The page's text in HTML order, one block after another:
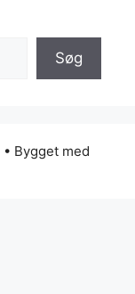
Søg
• Bygget med